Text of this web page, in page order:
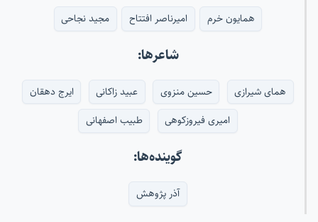
همایون خرم امیرناصر افتتاح مجید نجاحی
شاعرها:
همای شیرازی حسین منزوی عبید زاکانی
ایرج دهقان
امیری فیروزکوهی
طبیب اصفهانی
گوینده‌ها:
آذر پژوهش